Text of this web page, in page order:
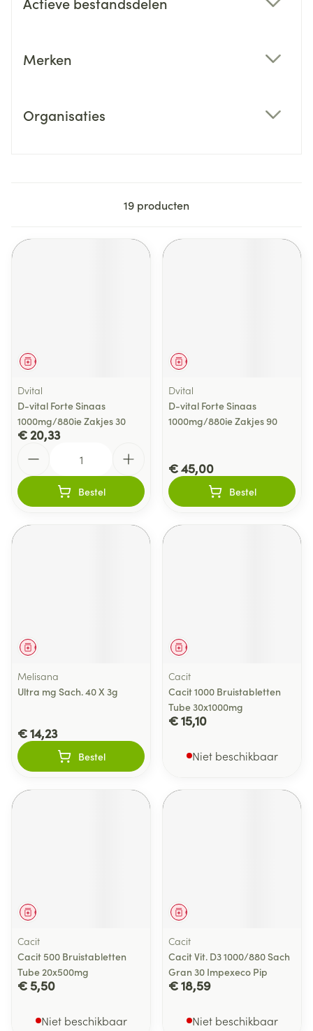
Merken
Organisaties
19 producten
Geneesmiddel
Dvital
D-vital Forte Sinaas
1000mg/880ie Zakjes 30
€ 20,33
Bestel
Geneesmiddel
Dvital
D-vital Forte Sinaas
1000mg/880ie Zakjes 90
€ 45,00
Bestel
Geneesmiddel
Melisana
Ultra mg Sach. 40 X 3g
€ 14,23
Bestel
Geneesmiddel
Cacit
Cacit 1000 Bruistabletten
Tube 30x1000mg
€ 15,10
Niet beschikbaar
Geneesmiddel
Cacit
Cacit 500 Bruistabletten
Tube 20x500mg
€ 5,50
Niet beschikbaar
Geneesmiddel
Cacit
Cacit Vit. D3 1000/880 Sach
Gran 30 Impexeco Pip
€ 18,59
Niet beschikbaar